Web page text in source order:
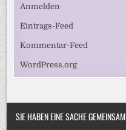
Anmelden
Eintrags-Feed
Kommentar-Feed
WordPress.org
SIE HABEN EINE SACHE GEMEINSAM